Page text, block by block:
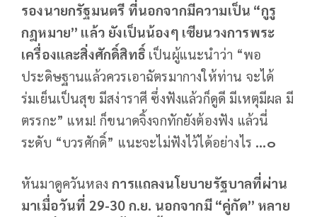
รองนายกรัฐมนตรี ที่นอกจากมีความเป็น “กูรู
กฎหมาย” แล้ว ยังเป็นน้องๆ เซียนวงการพระ
เครื่องและสิ่งศักดิ์สิทธิ์ เป็นผู้แนะนำว่า “พอ
ประดิษฐานแล้วควรเอาฉัตรมากางให้ท่าน จะได้
ร่มเย็นเป็นสุข มีสง่าราศี ซึ่งฟังแล้วก็ดูดี มีเหตุมีผล มี
ตรรกะ” แหม! ก็ขนาดจิ้งจกทักยังต้องฟัง แล้วนี่
ระดับ “บวรศักดิ์” แนะจะไม่ฟังไว้ได้อย่างไร ...๐
หันมาดูควันหลงการแถลงนโยบายรัฐบาลที่ผ่าน
มาเมื่อวันที่ 29-30 ก.ย. นอกจากมี “คู่กัด” หลาย